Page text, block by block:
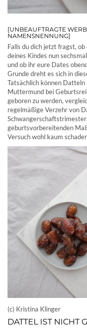
[UNBEAUFTRAGTE
NAMENSNENNUNG]
Falls du dich jetzt fragst,
deines Kindes nun
und ob ihr eure Dates
Grunde dreht es sich in
Tatsächlich können Datteln
Muttermund bei
geboren zu werden,
regelmäßige Verzehr von
geburtsvorbereitenden
Versuch wohl kaum
(c) Kristina Klinger
DATTEL IST NICHT